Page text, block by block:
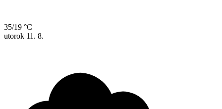
35/19 °C
utorok 11. 8.